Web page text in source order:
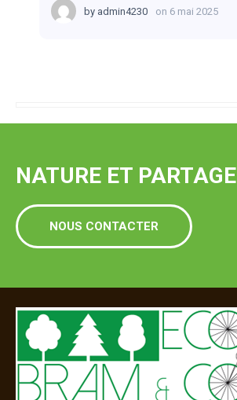
by admin4230 on 6 mai 2025
NATURE ET PARTAGE
NOUS CONTACTER